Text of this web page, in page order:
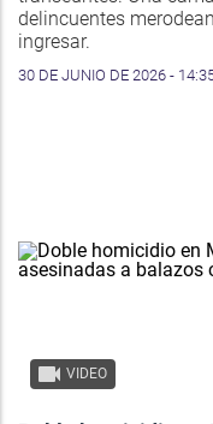
delincuentes
ingresar.
30 DE JUNIO DE 2026 -
VIDEO